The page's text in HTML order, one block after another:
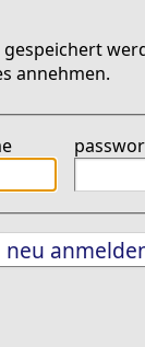
annehmen.
neu